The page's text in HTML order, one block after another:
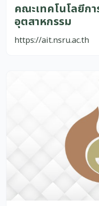
คณะเทคโนโลยีก
อุตสาหกรรม
https://ait.nsru.ac.th